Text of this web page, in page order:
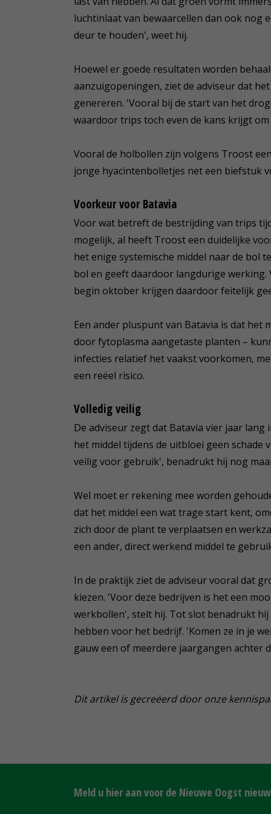
luchtinlaat van bewaarcellen dan ook nog
deur te houden', weet hij.
Hoewel er goede resultaten worden
aanzuigopeningen, ziet de adviseur dat
genereren. 'Vooral bij de start van het
waardoor trips toch even de kans krijgt
Vooral de holbollen zijn volgens Troost
jonge hyacintenbolletjes net een biefstuk
Voorkeur voor Batavia
Voor wat betreft de bestrijding van trips
mogelijk, al heeft Troost een duidelijke
het enige systemische middel naar de bol
bol en geeft daardoor langdurige
begin oktober krijgen daardoor feitelijk
Een ander pluspunt van Batavia is dat het
door fytoplasma aangetaste planten –
infecties relatief het vaakst voorkomen,
een reëel risico.
Volledig veilig
De adviseur zegt dat Batavia vier jaar
het middel tijdens de uitbloei geen schade
veilig voor gebruik', benadrukt hij nog
Wel moet er rekening mee worden
dat het middel een wat trage start kent,
zich door de plant te verplaatsen en
een ander, direct werkend middel te
In de praktijk ziet de adviseur vooral dat
kiezen. 'Voor deze bedrijven is het een
werkbollen', stelt hij. Tot slot benadrukt
hebben voor het bedrijf. 'Komen ze in je
gauw een of meerdere jaargangen achter
Dit artikel is gecreëerd door onze
Meld u hier aan voor de Nieuwe Oogst